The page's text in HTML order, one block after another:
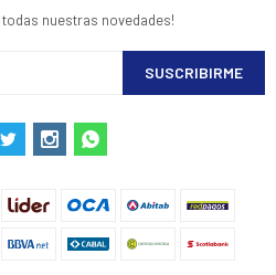
nuestras novedades!
SUSCRIBIRME
  